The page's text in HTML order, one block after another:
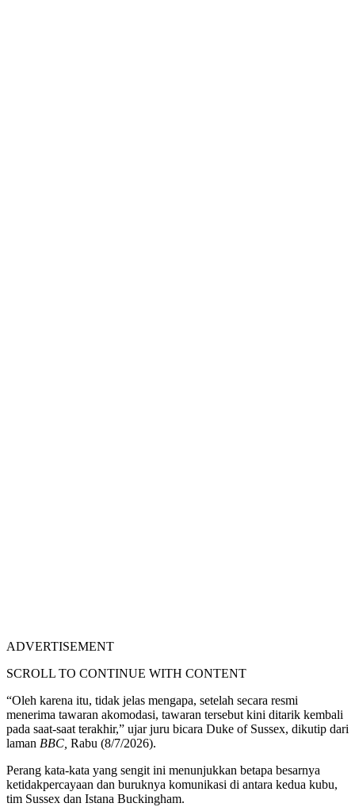
ADVERTISEMENT
SCROLL TO CONTINUE WITH CONTENT
“Oleh karena itu, tidak jelas mengapa, setelah secara resmi
menerima tawaran akomodasi, tawaran tersebut kini ditarik kembali
pada saat-saat terakhir,” ujar juru bicara Duke of Sussex, dikutip dari
laman BBC, Rabu (8/7/2026).
Perang kata-kata yang sengit ini menunjukkan betapa besarnya
ketidakpercayaan dan buruknya komunikasi di antara kedua kubu,
tim Sussex dan Istana Buckingham.